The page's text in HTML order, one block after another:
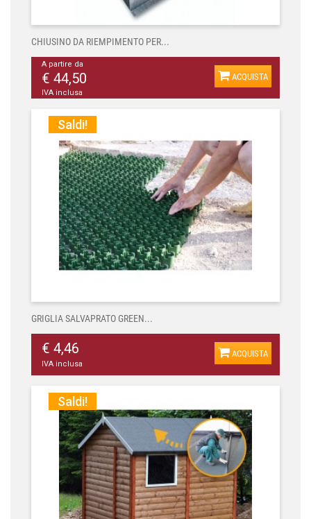
CHIUSINO DA RIEMPIMENTO PER...
A partire da
€ 44,50
IVA inclusa
ACQUISTA
Saldi!
GRIGLIA SALVAPRATO GREEN...
€ 4,46
IVA inclusa
ACQUISTA
Saldi!